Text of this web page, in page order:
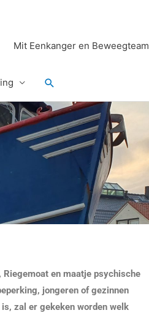
Mit Eenkanger en Beweegteam
Zoeken
en maatje psychische
jongeren of gezinnen
zal er gekeken worden welk